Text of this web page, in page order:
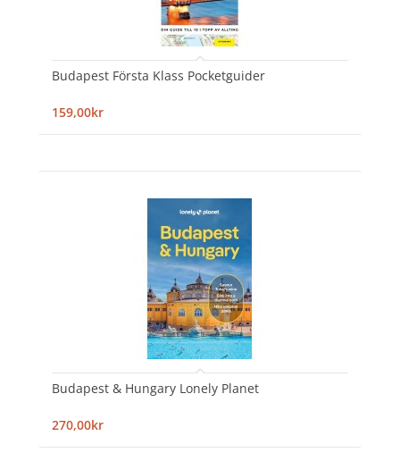
Budapest Första Klass Pocketguider
159,00kr
Budapest & Hungary Lonely Planet
270,00kr